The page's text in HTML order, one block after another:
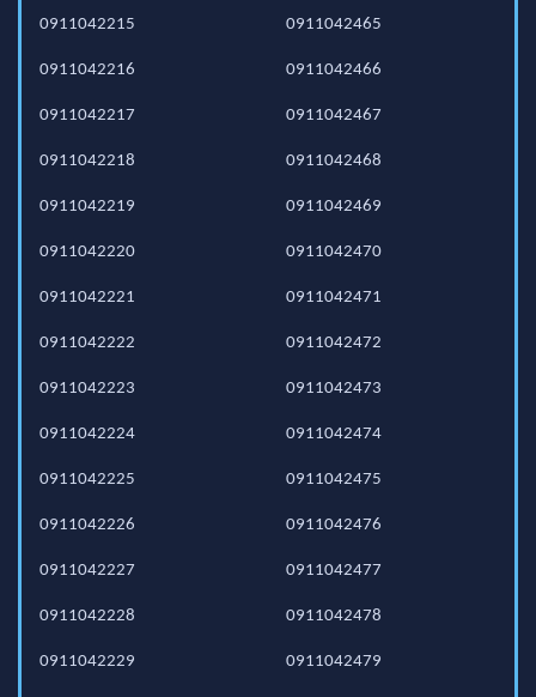
0911042215
0911042216
0911042217
0911042218
0911042219
0911042220
0911042221
0911042222
0911042223
0911042224
0911042225
0911042226
0911042227
0911042228
0911042229
0911042465
0911042466
0911042467
0911042468
0911042469
0911042470
0911042471
0911042472
0911042473
0911042474
0911042475
0911042476
0911042477
0911042478
0911042479